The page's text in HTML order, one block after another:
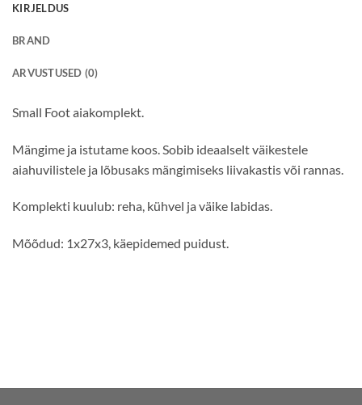
KIRJELDUS
BRAND
ARVUSTUSED (0)
Small Foot aiakomplekt.
Mängime ja istutame koos. Sobib ideaalselt väikestele
aiahuvilistele ja lõbusaks mängimiseks liivakastis või rannas.
Komplekti kuulub: reha, kühvel ja väike labidas.
Mõõdud: 1x27x3, käepidemed puidust.